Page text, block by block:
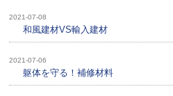
2021-07-08
和風建材VS輸入建材
2021-07-06
躯体を守る！補修材料